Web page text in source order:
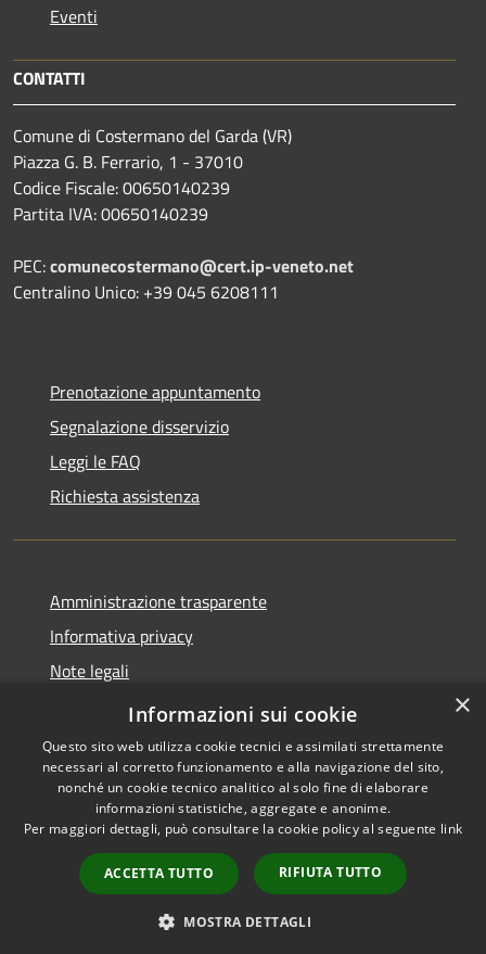
Eventi
CONTATTI
Comune di Costermano del Garda (VR)
Piazza G. B. Ferrario, 1 - 37010
Codice Fiscale: 00650140239
Partita IVA: 00650140239
PEC:comunecostermano@cert.ip-veneto.net
Centralino Unico: +39 045 6208111
Prenotazione appuntamento
Segnalazione disservizio
Leggi le FAQ
Richiesta assistenza
Amministrazione trasparente
Informativa privacy
Note legali
Dichiarazione di Accessibilità
Accessibilità
Copyright © 2026 • Comune di
Costermano sul Garda •
Powered byMunicipium
Accesso redazione
×
Informazioni sui cookie
Questo sito web utilizza cookie tecnici e assimilati strettamente
necessari al corretto funzionamento e alla navigazione del sito,
nonché un cookie tecnico analitico al solo fine di elaborare
informazioni statistiche, aggregate e anonime.
Per maggiori dettagli, può consultare la cookie policy al seguente link
ACCETTA TUTTO RIFIUTA TUTTO
MOSTRA DETTAGLI